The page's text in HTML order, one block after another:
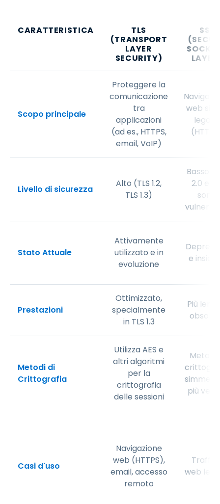
CARATTERISTICA
TLS
(TRANSPORT
LAYER
SECURITY)
SSL
Scopo principale
Proteggere la
comunicazione
tra
applicazioni
(ad es., HTTPS,
email, VoIP)
web
legacy
Livello di sicurezza
Alto (TLS 1.2,
TLS 1.3)
Basso
2.0 e
sono
Stato Attuale
Attivamente
utilizzato e in
evoluzione
e
Prestazioni
Ottimizzato,
specialmente
in TLS 1.3
Più
Metodi di
Crittografia
Utilizza AES e
altri algoritmi
per la
crittografia
delle sessioni
Metodi
più
Casi d'uso
Navigazione
web (HTTPS),
email, accesso
remoto
web